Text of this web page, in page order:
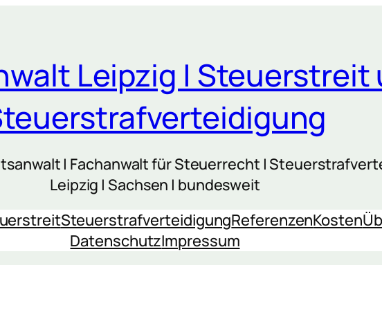
Leipzig | Steuerstreit
| Fachanwalt für Steuerrecht |
Leipzig | Sachsen | bundesweit
SteuerstrafverteidigungReferenzenKosten
DatenschutzImpressum